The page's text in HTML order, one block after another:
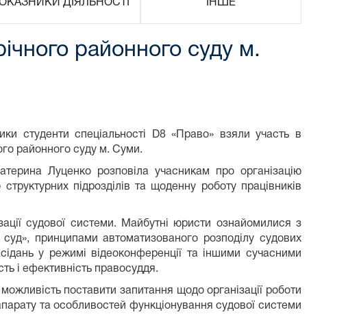
ДІЯЛЬНОСТІ ІНШЕ
районного суду м.
студенти спеціальності D8 «Право» взяли участь в
районного суду м. Суми.
Луценко розповіла учасникам про організацію
підрозділів та щоденну роботу працівників
судової системи. Майбутні юристи ознайомилися з
принципами автоматизованого розподілу судових
у режимі відеоконференції та іншими сучасними
і ефективність правосуддя.
поставити запитання щодо організації роботи
та особливостей функціонування судової системи